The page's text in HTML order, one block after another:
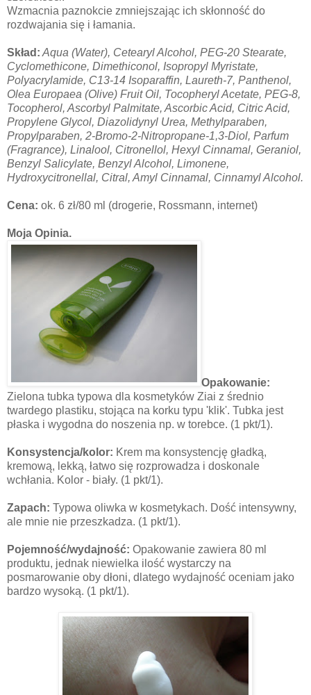
Wzmacnia paznokcie zmniejszając ich skłonność do
rozdwajania się i łamania.
Skład: Aqua (Water), Cetearyl Alcohol, PEG-20 Stearate,
Cyclomethicone, Dimethiconol, Isopropyl Myristate,
Polyacrylamide, C13-14 Isoparaffin, Laureth-7, Panthenol,
Olea Europaea (Olive) Fruit Oil, Tocopheryl Acetate, PEG-8,
Tocopherol, Ascorbyl Palmitate, Ascorbic Acid, Citric Acid,
Propylene Glycol, Diazolidynyl Urea, Methylparaben,
Propylparaben, 2-Bromo-2-Nitropropane-1,3-Diol, Parfum
(Fragrance), Linalool, Citronellol, Hexyl Cinnamal, Geraniol,
Benzyl Salicylate, Benzyl Alcohol, Limonene,
Hydroxycitronellal, Citral, Amyl Cinnamal, Cinnamyl Alcohol.
Cena: ok. 6 zł/80 ml (drogerie, Rossmann, internet)
Moja Opinia.
Opakowanie:
Zielona tubka typowa dla kosmetyków Ziai z średnio
twardego plastiku, stojąca na korku typu 'klik'. Tubka jest
płaska i wygodna do noszenia np. w torebce. (1 pkt/1).
Konsystencja/kolor: Krem ma konsystencję gładką,
kremową, lekką, łatwo się rozprowadza i doskonale
wchłania. Kolor - biały. (1 pkt/1).
Zapach: Typowa oliwka w kosmetykach. Dość intensywny,
ale mnie nie przeszkadza. (1 pkt/1).
Pojemność/wydajność: Opakowanie zawiera 80 ml
produktu, jednak niewielka ilość wystarczy na
posmarowanie oby dłoni, dlatego wydajność oceniam jako
bardzo wysoką. (1 pkt/1).